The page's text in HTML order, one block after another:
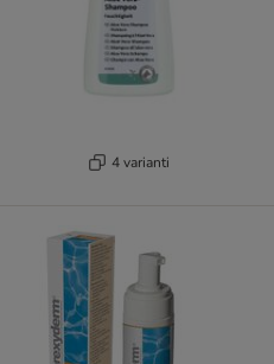
4 varianti